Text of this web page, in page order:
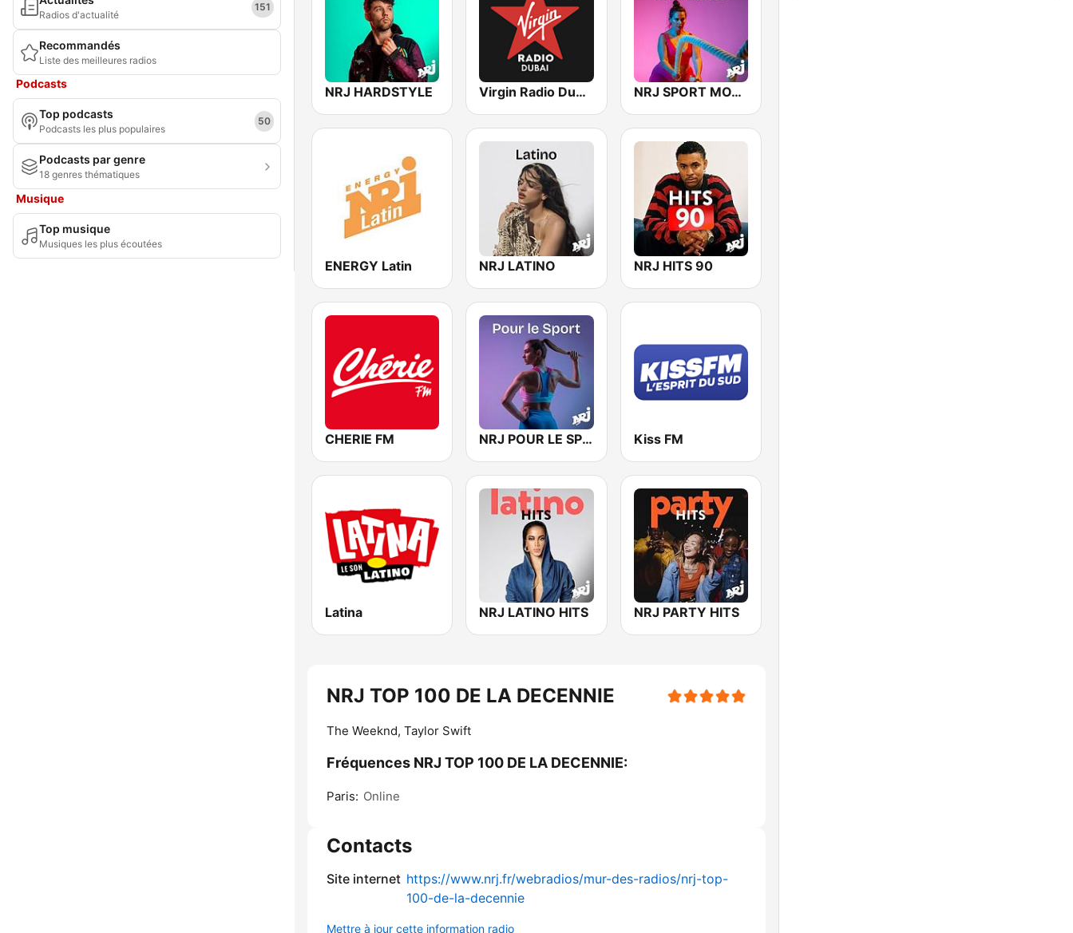
Radios d'actualité
151
Recommandés
Liste des meilleures radios
Podcasts
Top podcasts
Podcasts les plus populaires
50
Podcasts par genre
18 genres thématiques
Musique
Top musique
Musiques les plus écoutées
NRJ HARDSTYLE Virgin Radio Dubai (UAE Only) NRJ SPORT MOTIVATION
ENERGY Latin NRJ LATINO NRJ HITS 90
CHERIE FM NRJ POUR LE SPORT Kiss FM
Latina NRJ LATINO HITS NRJ PARTY HITS
NRJ TOP 100 DE LA DECENNIE
The Weeknd, Taylor Swift
Fréquences NRJ TOP 100 DE LA DECENNIE:
Paris: Online
Contacts
Site internet https://www.nrj.fr/webradios/mur-des-radios/nrj-top-
100-de-la-decennie
Mettre à jour cette information radio